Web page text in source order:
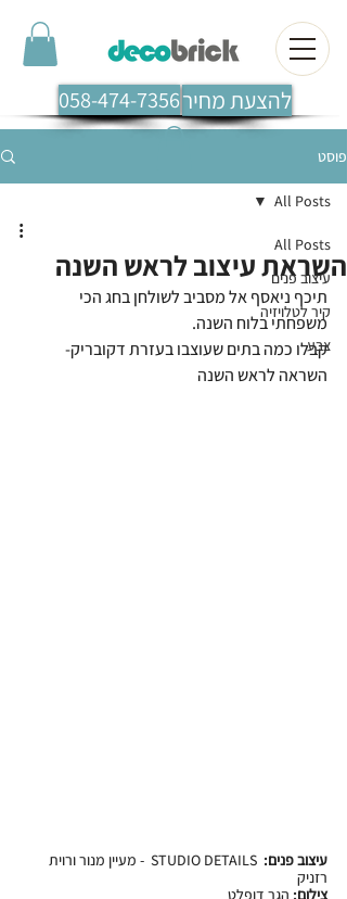
להצעת מחיר058-474-7356
פוסט
All Posts
עיצוב פנים
קיר לטלויזיה
צבע
All Posts
השראת עיצוב לראש השנה
תיכף ניאסף אל מסביב לשולחן בחג הכי
משפחתי בלוח השנה.
קבלו כמה בתים שעוצבו בעזרת דקובריק-
השראה לראש השנה
עיצוב פנים:
STUDIO DETAILS  - מעיין מנור ורוית
רזניק